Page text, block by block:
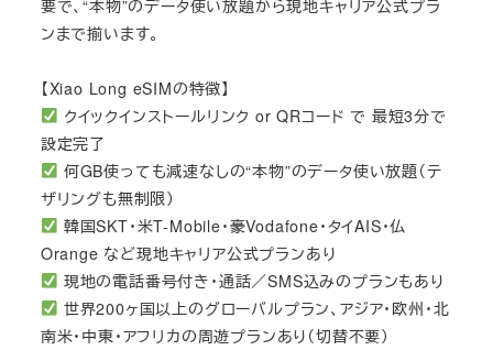
要で、“本物”のデータ使い放題から現地キャリア公式プラ
ンまで揃います。
【Xiao Long eSIMの特徴】
クイックインストールリンク or QRコード で 最短3分で
設定完了
何GB使っても減速なしの“本物”のデータ使い放題（テ
ザリングも無制限）
韓国SKT・米T-Mobile・豪Vodafone・タイAIS・仏
Orange など現地キャリア公式プランあり
現地の電話番号付き・通話／SMS込みのプランもあり
世界200ヶ国以上のグローバルプラン、アジア・欧州・北
南米・中東・アフリカの周遊プランあり（切替不要）